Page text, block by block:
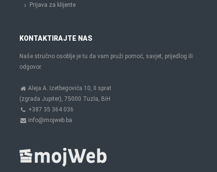
Prijava za klijente
KONTAKTIRAJTE NAS
Naše stručno osoblje je tu da vam pruži pomoć, savjet, prijedlog ili
odgovor.
Aleja A. Izetbegovića 10, II sprat
(zgrada Jupiter), 75000 Tuzla, BiH
+387 35 364 036
info@mojweb.ba